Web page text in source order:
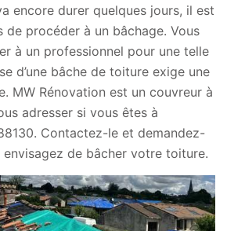
encore durer quelques jours, il est
de procéder à un bâchage. Vous
à un professionnel pour une telle
d’une bâche de toiture exige une
MW Rénovation est un couvreur à
adresser si vous êtes à
Contactez-le et demandez-
de bâcher votre toiture.